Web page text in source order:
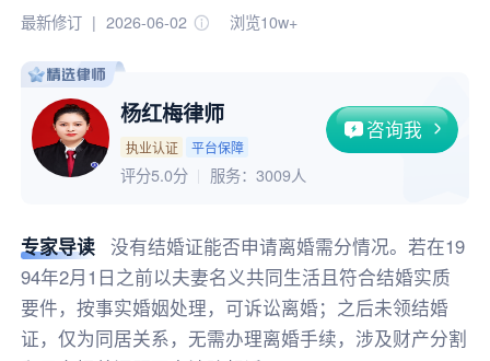
最新修订 | 2026-06-02 浏览10w+
杨红梅律师
执业认证 平台保障
咨询我
评分5.0分 服务： 3009人
专家导读
没有结婚证能否申请离婚需分情况。若在19
94年2月1日之前以夫妻名义共同生活且符合结婚实质
要件，按事实婚姻处理，可诉讼离婚；之后未领结婚
证，仅为同居关系，无需办理离婚手续，涉及财产分割